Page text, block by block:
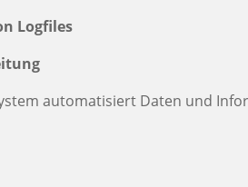
Logfiles
automatisiert Daten und